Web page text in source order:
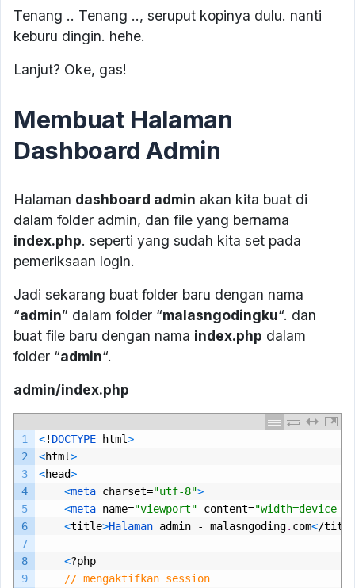
Tenang .. Tenang .., seruput kopinya dulu. nanti
keburu dingin. hehe.
Lanjut? Oke, gas!
Membuat Halaman
Dashboard Admin
Halaman dashboard admin akan kita buat di
dalam folder admin, dan file yang bernama
index.php. seperti yang sudah kita set pada
pemeriksaan login.
Jadi sekarang buat folder baru dengan nama
“admin” dalam folder “malasngodingku“. dan
buat file baru dengan nama index.php dalam
folder “admin“.
admin/index.php
1
2
3
4
5
6
7
8
9
<! DOCTYPE html>
<html>
<head>
<meta charset="utf-8">
<meta name="viewport" content=
<title>Halaman admin - malasngoding. com</title
<?php
// mengaktifkan session